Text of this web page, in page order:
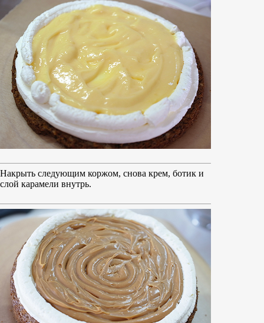
Накрыть следующим коржом, снова крем, ботик и
слой карамели внутрь.